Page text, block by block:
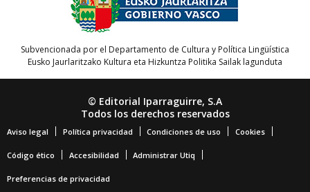
Subvencionada por el Departamento de Cultura y Política Lingüística
Eusko Jaurlaritzako Kultura eta Hizkuntza Politika Sailak lagunduta
© Editorial Iparraguirre, S.A
Todos los derechos reservados
Aviso legal Política privacidad Condiciones de uso Cookies
Código ético Accesibilidad Administrar Utiq
Preferencias de privacidad